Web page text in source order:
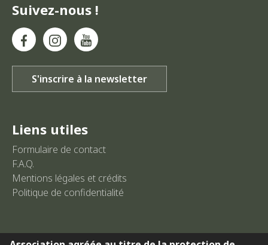
Suivez-nous !
Liens utiles
Formulaire de contact
F.A.Q.
Mentions légales et crédits
Politique de confidentialité